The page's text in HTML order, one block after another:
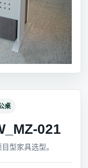
桌
021
型家具选型。